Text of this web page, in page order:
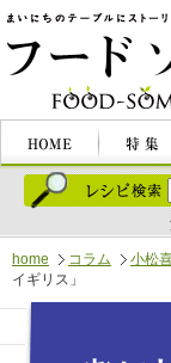
home コラム 小松
イギリス」